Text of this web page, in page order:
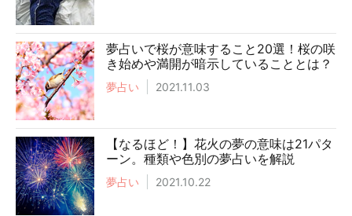
夢占いで桜が意味すること20選！桜の咲
き始めや満開が暗示していることとは？
夢占い 2021.11.03
【なるほど！】花火の夢の意味は21パタ
ーン。種類や色別の夢占いを解説
夢占い 2021.10.22